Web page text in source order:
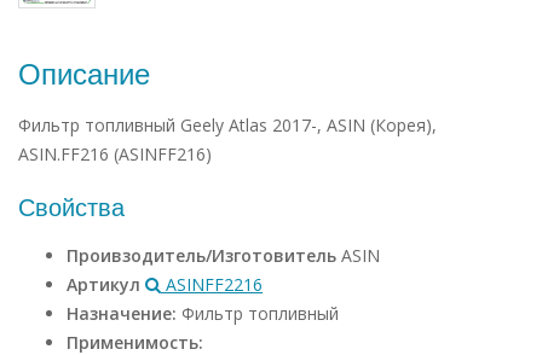
Описание
Фильтр топливный Geely Atlas 2017-, ASIN (Корея),
ASIN.FF216 (ASINFF216)
Свойства
Проивзодитель/Изготовитель ASIN
Артикул
ASINFF2216
Назначение: Фильтр топливный
Применимость: